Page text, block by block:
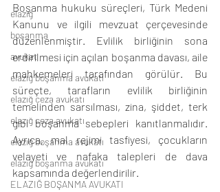
elazığ
boşanma
avukat
elazığ boşanma avukatı
elazığ ceza avukatı
elazığ ceza avukatı
elazığ boşanma avukatı
elazığ boşanma avukatı
ELAZIĞ BOŞANMA AVUKATI
Boşanma hukuku süreçleri, Türk Medeni
Kanunu ve ilgili mevzuat çerçevesinde
düzenlenmiştir. Evlilik birliğinin sona
erdirilmesi için açılan boşanma davası, aile
mahkemeleri tarafından görülür. Bu
süreçte, tarafların evlilik birliğinin
temelinden sarsılması, zina, şiddet, terk
gibi boşanma sebepleri kanıtlanmalıdır.
Ayrıca, mal rejimi tasfiyesi, çocukların
velayeti ve nafaka talepleri de dava
kapsamında değerlendirilir.